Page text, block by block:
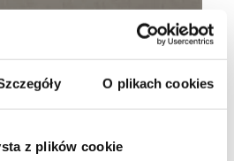
O plikach cookies
z plików cookie